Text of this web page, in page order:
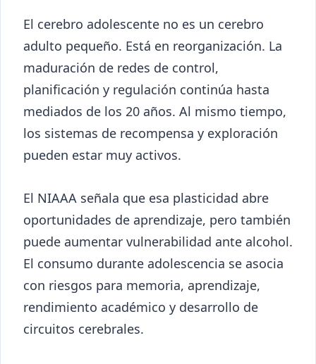
El cerebro adolescente no es un cerebro
adulto pequeño. Está en reorganización. La
maduración de redes de control,
planificación y regulación continúa hasta
mediados de los 20 años. Al mismo tiempo,
los sistemas de recompensa y exploración
pueden estar muy activos.
El NIAAA señala que esa plasticidad abre
oportunidades de aprendizaje, pero también
puede aumentar vulnerabilidad ante alcohol.
El consumo durante adolescencia se asocia
con riesgos para memoria, aprendizaje,
rendimiento académico y desarrollo de
circuitos cerebrales.